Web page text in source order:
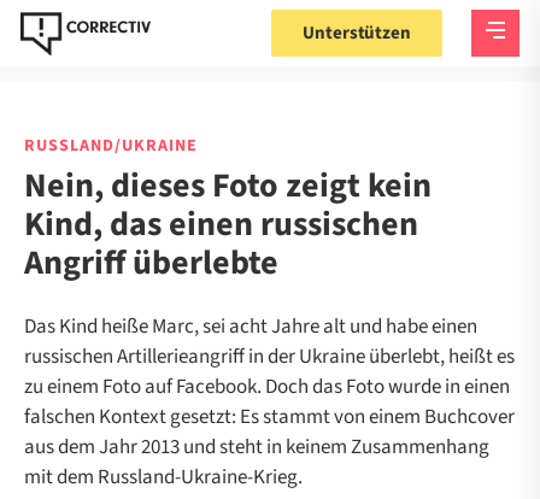
Unterstützen
RUSSLAND/UKRAINE
Nein, dieses Foto zeigt kein
Kind, das einen russischen
Angriff überlebte
Das Kind heiße Marc, sei acht Jahre alt und habe einen
russischen Artillerieangriff in der Ukraine überlebt, heißt es
zu einem Foto auf Facebook. Doch das Foto wurde in einen
falschen Kontext gesetzt: Es stammt von einem Buchcover
aus dem Jahr 2013 und steht in keinem Zusammenhang
mit dem Russland-Ukraine-Krieg.